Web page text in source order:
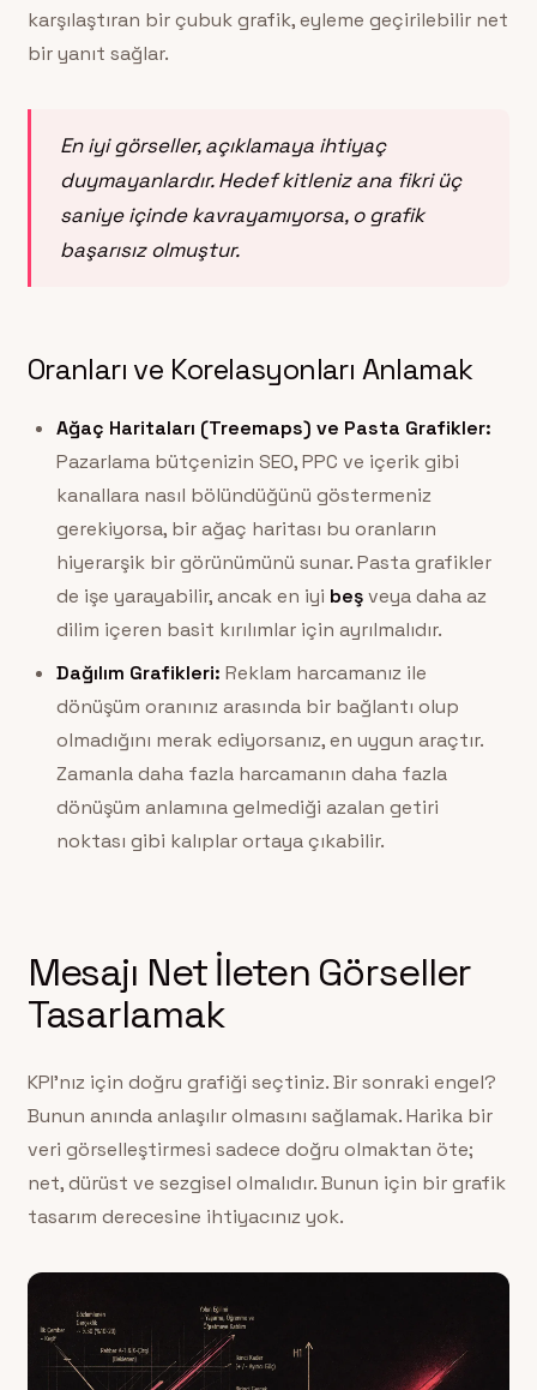
karşılaştıran bir çubuk grafik, eyleme geçirilebilir net
bir yanıt sağlar.
En iyi görseller, açıklamaya ihtiyaç
duymayanlardır. Hedef kitleniz ana fikri üç
saniye içinde kavrayamıyorsa, o grafik
başarısız olmuştur.
Oranları ve Korelasyonları Anlamak
Ağaç Haritaları (Treemaps) ve Pasta Grafikler:
Pazarlama bütçenizin SEO, PPC ve içerik gibi
kanallara nasıl bölündüğünü göstermeniz
gerekiyorsa, bir ağaç haritası bu oranların
hiyerarşik bir görünümünü sunar. Pasta grafikler
de işe yarayabilir, ancak en iyi beşveya daha az
dilim içeren basit kırılımlar için ayrılmalıdır.
Dağılım Grafikleri: Reklam harcamanız ile
dönüşüm oranınız arasında bir bağlantı olup
olmadığını merak ediyorsanız, en uygun araçtır.
Zamanla daha fazla harcamanın daha fazla
dönüşüm anlamına gelmediği azalan getiri
noktası gibi kalıplar ortaya çıkabilir.
Mesajı Net İleten Görseller
Tasarlamak
KPI’nız için doğru grafiği seçtiniz. Bir sonraki engel?
Bunun anında anlaşılır olmasını sağlamak. Harika bir
veri görselleştirmesi sadece doğru olmaktan öte;
net, dürüst ve sezgisel olmalıdır. Bunun için bir grafik
tasarım derecesine ihtiyacınız yok.